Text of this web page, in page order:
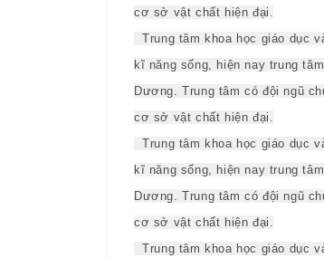
cơ sở vật chất hiện đại.
Trung tâm khoa học giáo dục
kĩ năng sống, hiện nay trung
Dương. Trung tâm có đội ngũ
cơ sở vật chất hiện đại.
Trung tâm khoa học giáo dục
kĩ năng sống, hiện nay trung
Dương. Trung tâm có đội ngũ
cơ sở vật chất hiện đại.
Trung tâm khoa học giáo dục